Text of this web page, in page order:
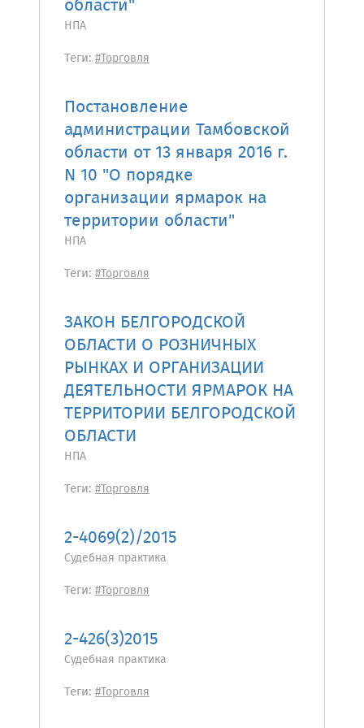
области"
НПА
Теги: #Торговля
Постановление
администрации Тамбовской
области от 13 января 2016 г.
N 10 "О порядке
организации ярмарок на
территории области"
НПА
Теги: #Торговля
ЗАКОН БЕЛГОРОДСКОЙ
ОБЛАСТИ О РОЗНИЧНЫХ
РЫНКАХ И ОРГАНИЗАЦИИ
ДЕЯТЕЛЬНОСТИ ЯРМАРОК НА
ТЕРРИТОРИИ БЕЛГОРОДСКОЙ
ОБЛАСТИ
НПА
Теги: #Торговля
2-4069(2)/2015
Судебная практика
Теги: #Торговля
2-426(3)2015
Судебная практика
Теги: #Торговля